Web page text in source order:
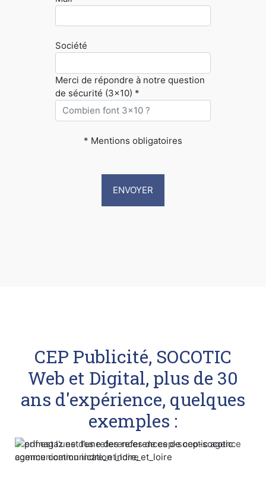
Société
Merci de répondre à notre question
de sécurité (3x10) *
* Mentions obligatoires
CEP Publicité, SOCOTIC
Web et Digital, plus de 30
ans d'expérience, quelques
exemples :